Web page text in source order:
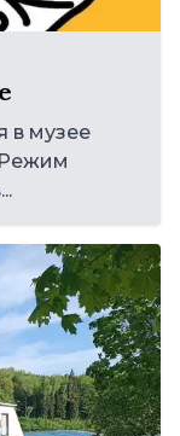
в музее